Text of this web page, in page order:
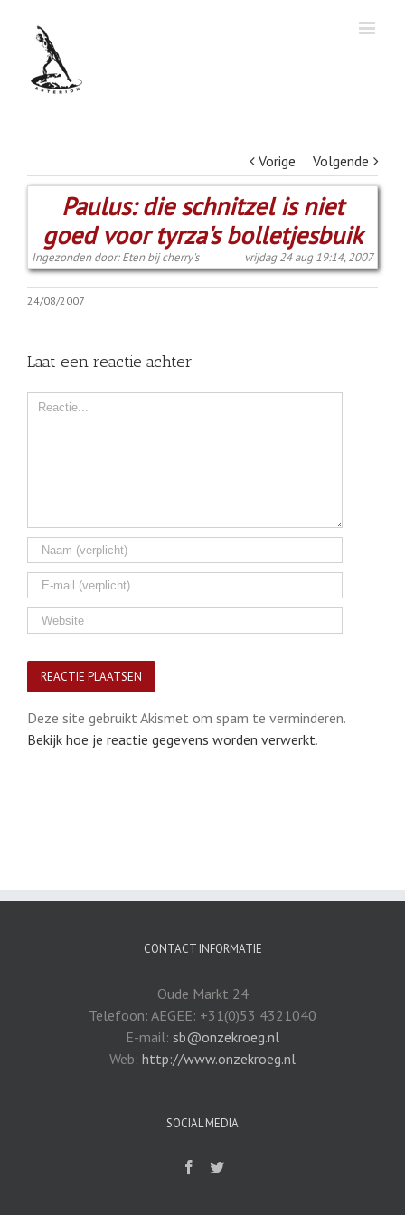
Vorige Volgende
Paulus: die schnitzel is niet
goed voor tyrza's bolletjesbuik
Ingezonden door: Eten bij cherry's vrijdag 24 aug 19:14, 2007
24/08/2007
Laat een reactie achter
Comment
Deze site gebruikt Akismet om spam te verminderen.
Bekijk hoe je reactie gegevens worden verwerkt.
CONTACT INFORMATIE
Oude Markt 24
Telefoon: AEGEE: +31(0)53 4321040
E-mail: sb@onzekroeg.nl
Web: http://www.onzekroeg.nl
SOCIAL MEDIA